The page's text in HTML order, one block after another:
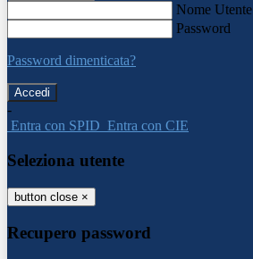
Nome Utente
Password
Password dimenticata?
-
Entra con SPID Entra con CIE
Seleziona utente
button close ×
Recupero password